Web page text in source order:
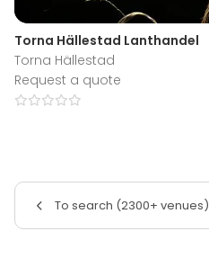
Torna Hällestad Lanthandel
Torna Hällestad
Request a quote
To search (2300+ venues)